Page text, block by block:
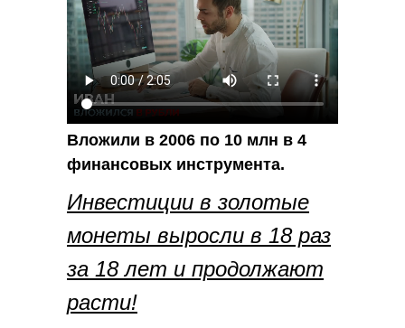
Вложили в 2006 по 10 млн в 4
финансовых инструмента.
Инвестиции в золотые
монеты выросли в 18 раз
за 18 лет и продолжают
расти!